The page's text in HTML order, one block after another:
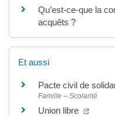
Qu’est-ce-que la
acquêts ?
Et aussi
Pacte civil de
Famille – Scolarité
Union libre